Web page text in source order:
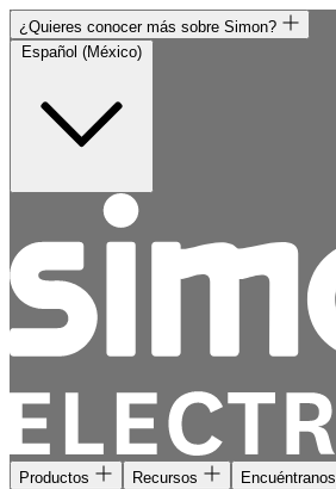
¿Quieres conocer más sobre Simon?
Productos Recursos
Encuéntranos